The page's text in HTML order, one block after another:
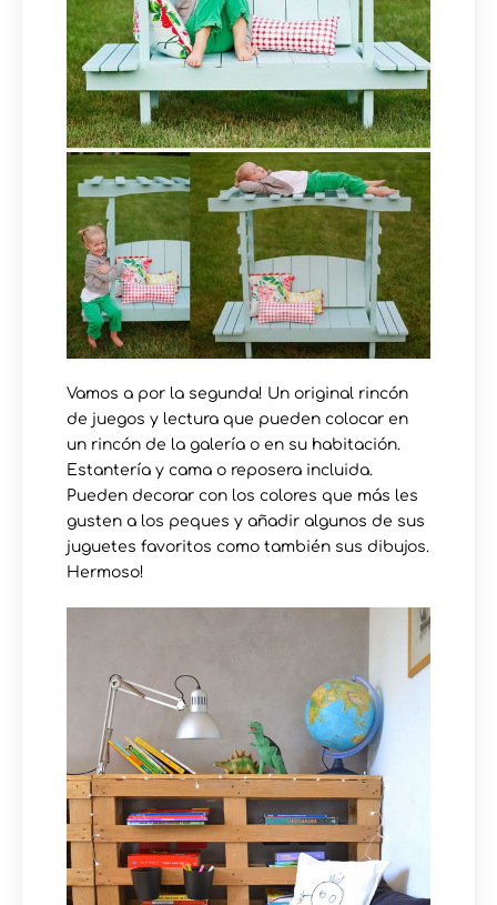
Vamos a por la segunda! Un original rincón
de juegos y lectura que pueden colocar en
un rincón de la galería o en su habitación.
Estantería y cama o reposera incluida.
Pueden decorar con los colores que más les
gusten a los peques y añadir algunos de sus
juguetes favoritos como también sus dibujos.
Hermoso!